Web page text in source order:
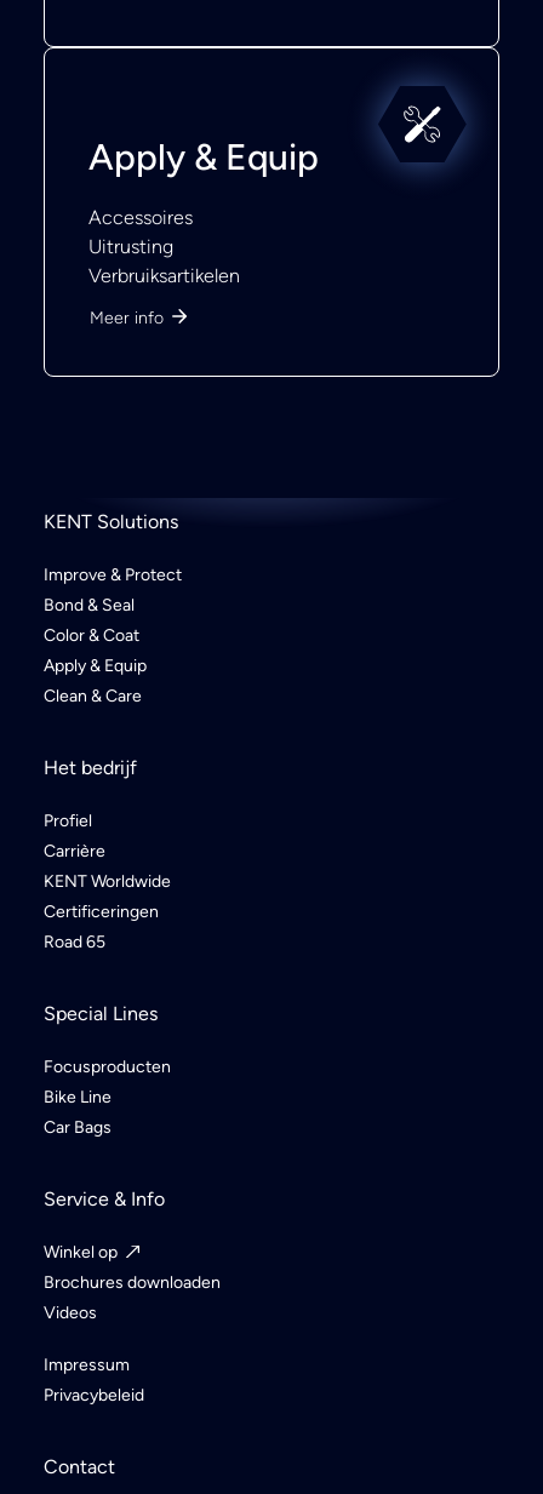
Apply & Equip
Accessoires
Uitrusting
Verbruiksartikelen
Meer info
KENT Solutions
Improve & Protect
Bond & Seal
Color & Coat
Apply & Equip
Clean & Care
Het bedrijf
Profiel
Carrière
KENT Worldwide
Certificeringen
Road 65
Special Lines
Focusproducten
Bike Line
Car Bags
Service & Info
Winkel op
Brochures downloaden
Videos
Impressum
Privacybeleid
Contact